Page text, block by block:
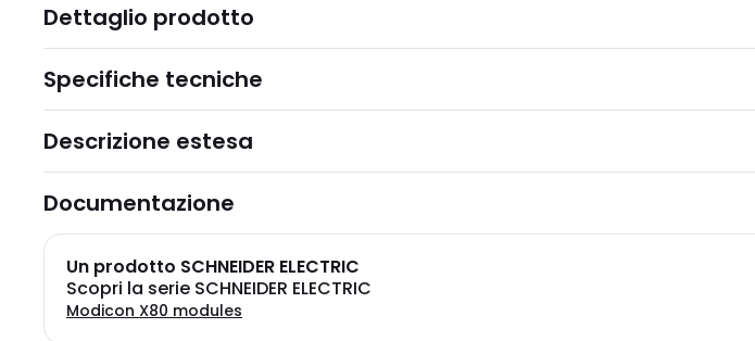
Dettaglio prodotto
Specifiche tecniche
Descrizione estesa
Documentazione
Un prodotto SCHNEIDER ELECTRIC
Scopri la serie SCHNEIDER ELECTRIC
Modicon X80 modules